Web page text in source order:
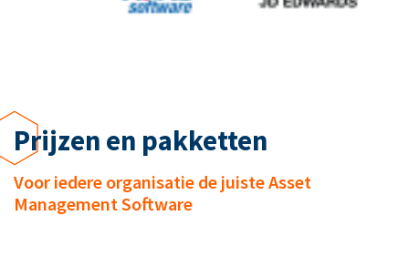
Prijzen en pakketten
Voor iedere organisatie de juiste Asset
Management Software